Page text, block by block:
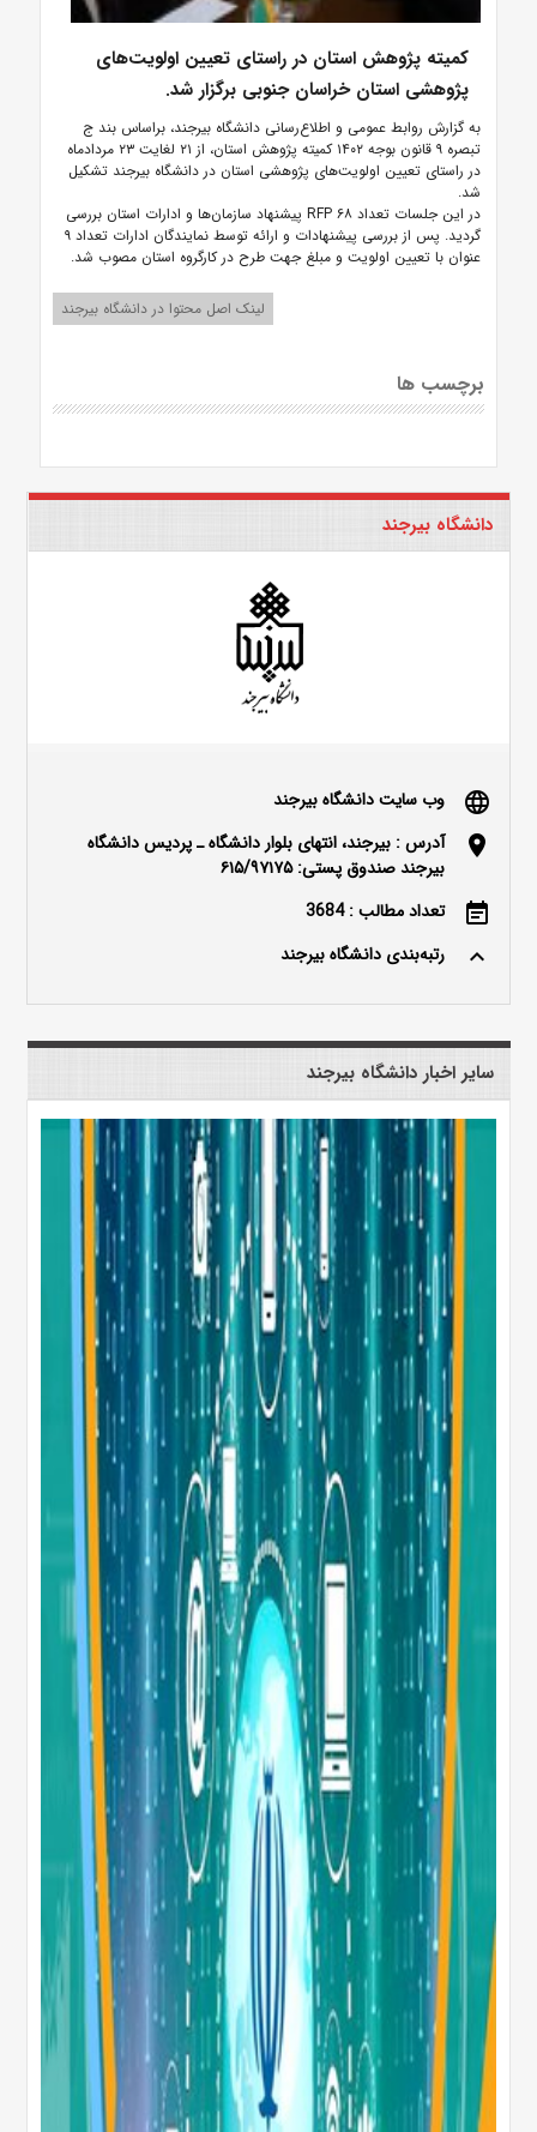
کمیته پژوهش استان در راستای تعیین اولویت‌های
پژوهشی استان خراسان جنوبی برگزار شد.
به گزارش روابط عمومی و اطلاع‌رسانی دانشگاه بیرجند، براساس بند ج
تبصره ۹ قانون بوجه ۱۴۰۲ کمیته پژوهش استان، از ۲۱ لغایت ۲۳ مردادماه
در راستای تعیین اولویت‌های پژوهشی استان در دانشگاه بیرجند تشکیل
شد.
در این جلسات تعداد ۶۸ RFP پیشنهاد سازمان‌ها و ادارات استان بررسی
گردید. پس از بررسی پیشنهادات و ارائه توسط نمایندگان ادارات تعداد ۹
عنوان با تعیین اولویت و مبلغ جهت طرح در کارگروه استان مصوب شد.
لینک اصل محتوا در دانشگاه بیرجند
برچسب ها
دانشگاه بیرجند
language وب سایت دانشگاه بیرجند
location_on
آدرس : بیرجند، انتهای بلوار دانشگاه ـ پردیس دانشگاه
بیرجند صندوق پستی: ۶۱۵/۹۷۱۷۵
event_note تعداد مطالب : 3684
keyboard_arrow_up رتبه‌بندی دانشگاه بیرجند
سایر اخبار دانشگاه بیرجند